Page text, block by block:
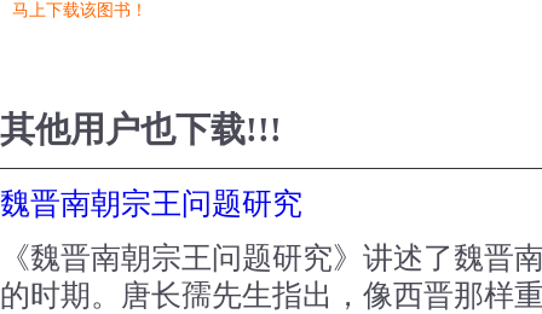
马上下载该图书！
其他用户也下载!!!
魏晋南朝宗王问题研究
《魏晋南朝宗王问题研究》讲述了魏晋
的时期。唐长孺先生指出，像西晋那样